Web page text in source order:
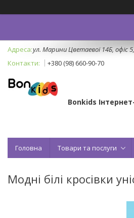
ул. Марини Цветаевої 14Б, офіс
+380 (98) 660-90-70
Bonkids
Головна Товари та послуги
Модні білі кросівки